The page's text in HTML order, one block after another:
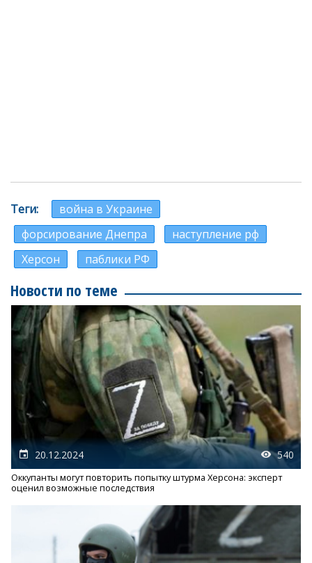
Теги
война в Украине
форсирование Днепра
наступление рф
Херсон
паблики РФ
Новости по теме
20.12.2024 540
Оккупанты могут повторить попытку штурма Херсона: эксперт
оценил возможные последствия